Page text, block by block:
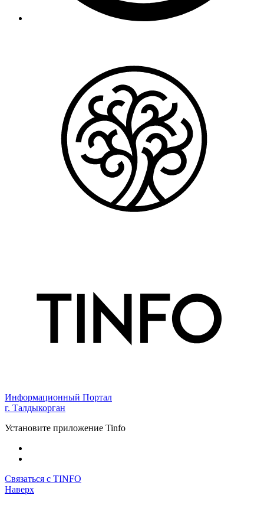
Информационный Портал
г. Талдыкорган
Установите приложение Tinfo
Связаться с TINFO
Наверх